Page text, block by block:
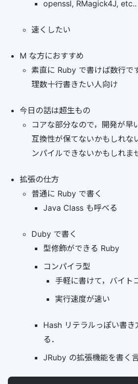
openssl, RMagick4J, etc..
速くしたい
M な方におすすめ
素直に Ruby で書けば数行で
理数十行書きたい人向け
今日の話は超生もの
コアな部分なので，開発が
互換性が保てないかもしれな
ンパイルできないかもしれま
拡張の仕方
普通に Ruby で書く
Java Class も呼べる
Duby で書く
型修飾ができる Ruby
コンパイラ型
手軽に書けて，バイト
実行速度が速い
Hash リテラルっぽい書き
る．
JRuby の拡張機能を書く